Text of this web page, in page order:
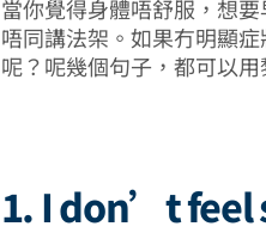
當你覺得身體唔舒服，想
唔同講法架。如果冇明顯
呢？呢幾個句子，都可以
1. I don’t feel